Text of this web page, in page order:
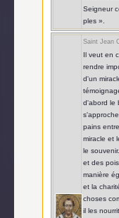
Seigneur
ples ».
Saint Jean
Il veut en
rendre
d'un
d'abord le
pains
miracle et
le
et des
manière
et la
choses
il les